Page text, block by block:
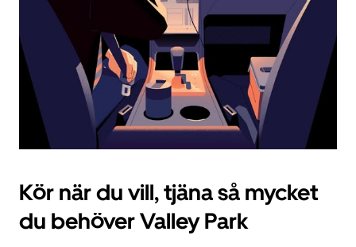
kalendern.
Kör när du vill, tjäna så mycket
du behöver Valley Park